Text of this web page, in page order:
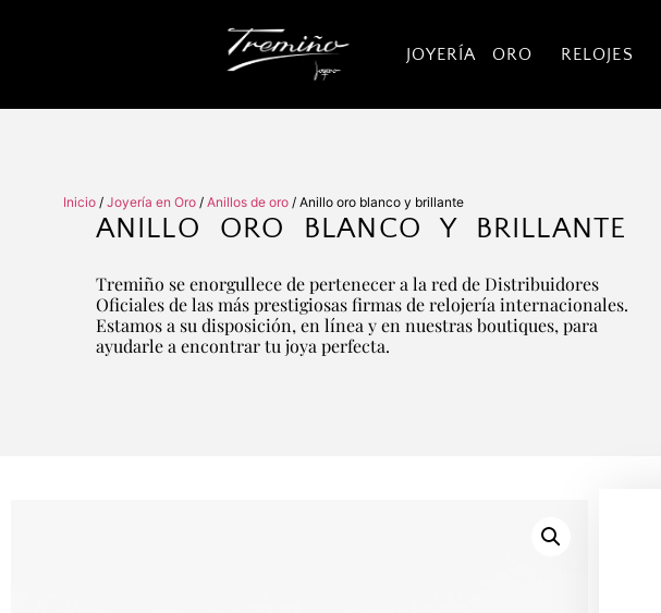
JOYERÍA ORO RELOJES
Inicio / Joyería en Oro / Anillos de oro / Anillo oro blanco y brillante
ANILLO ORO BLANCO Y BRILLANTE
Tremiño se enorgullece de pertenecer a la red de Distribuidores
Oficiales de las más prestigiosas firmas de relojería internacionales.
Estamos a su disposición, en línea y en nuestras boutiques, para
ayudarle a encontrar tu joya perfecta.